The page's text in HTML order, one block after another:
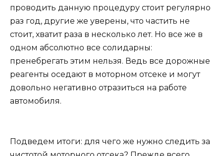
проводить данную процедуру стоит регулярно
раз год, другие же уверены, что частить не
стоит, хватит раза в несколько лет. Но все же в
одном абсолютно все солидарны:
пренебрегать этим нельзя. Ведь все дорожные
реагенты оседают в моторном отсеке и могут
довольно негативно отразиться на работе
автомобиля.
Подведем итоги: для чего же нужно следить за